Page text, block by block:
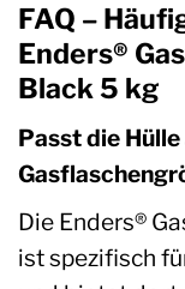
FAQ –
Enders®
Black 5 kg
Passt die
Die Enders®
ist spezifisch